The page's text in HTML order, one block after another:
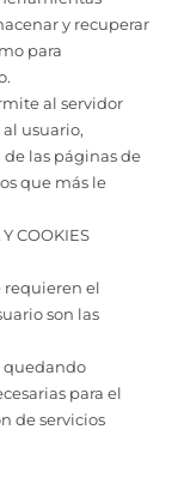
y recuperar
para
al servidor
usuario,
las páginas de
que más le
COOKIES
requieren el
son las
quedando
para el
de servicios